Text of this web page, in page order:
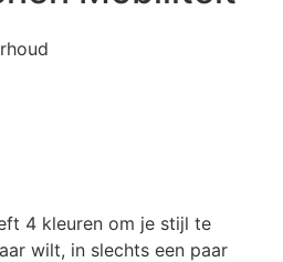
4 kleuren om je stijl te
wilt, in slechts een paar